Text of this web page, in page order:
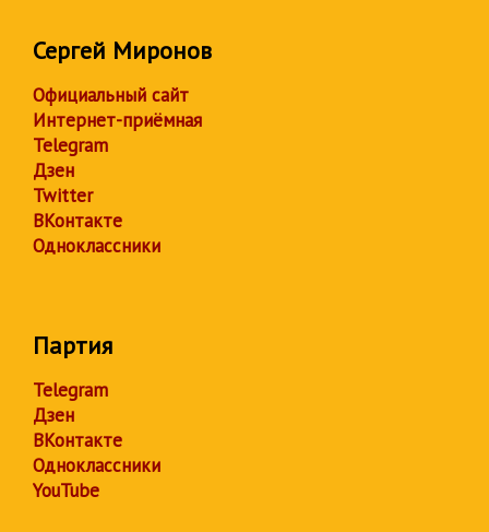
Сергей Миронов
Официальный сайт
Интернет-приёмная
Telegram
Дзен
Twitter
ВКонтакте
Одноклассники
Партия
Telegram
Дзен
ВКонтакте
Одноклассники
YouTube